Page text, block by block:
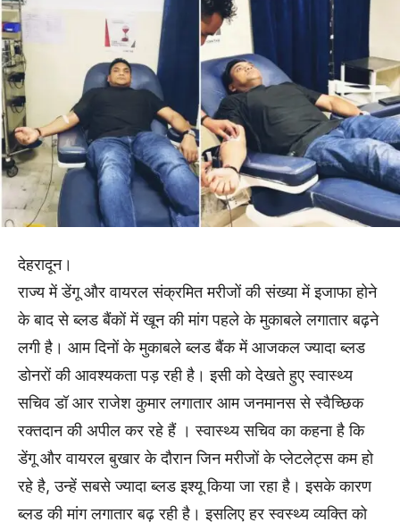
देहरादून।
राज्य में डेंगू और वायरल संक्रमित मरीजों की संख्या में इजाफा होने
के बाद से ब्लड बैंकों में खून की मांग पहले के मुकाबले लगातार बढ़ने
लगी है। आम दिनों के मुकाबले ब्लड बैंक में आजकल ज्यादा ब्लड
डोनरों की आवश्यकता पड़ रही है। इसी को देखते हुए स्वास्थ्य
सचिव डॉ आर राजेश कुमार लगातार आम जनमानस से स्वैच्छिक
रक्तदान की अपील कर रहे हैं । स्वास्थ्य सचिव का कहना है कि
डेंगू और वायरल बुखार के दौरान जिन मरीजों के प्लेटलेट्स कम हो
रहे है, उन्हें सबसे ज्यादा ब्लड इश्यू किया जा रहा है। इसके कारण
ब्लड की मांग लगातार बढ़ रही है। इसलिए हर स्वस्थ्य व्यक्ति को